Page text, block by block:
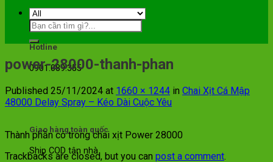
Hotline
0901.089.355
Giao hàng toàn quốc
Ship COD tận nhà
power-28000-thanh-phan
Published 25/11/2024 at 1660 × 1244 in Chai Xịt Cá Mập
48000 Delay Spray – Kéo Dài Cuộc Yêu
Thành phần có trong chai xịt Power 28000
Trackbacks are closed, but you can post a comment.